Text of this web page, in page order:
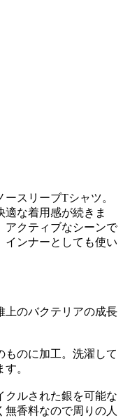
スリーブTシャツ。
な着用感が続きま
アクティブなシーンで
インナーとしても使い
のバクテリアの成長
のに加工。洗濯して
。
ルされた銀を可能な
香料なので周りの人